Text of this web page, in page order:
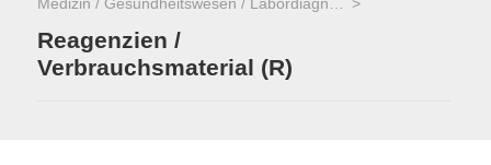
Reagenzien /
Verbrauchsmaterial (R)